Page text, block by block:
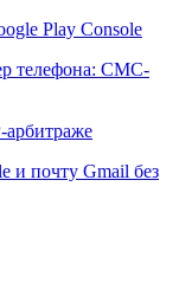
Play Console
телефона: СМС-
арбитраже
и почту Gmail без